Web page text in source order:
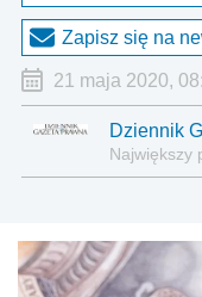
Zapisz się na
21 maja 2020,
Dziennik
Największy